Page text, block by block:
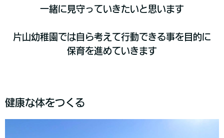
一緒に見守っていきたいと思います
片山幼稚園では自ら考えて行動できる事を目的に
保育を進めていきます
健康な体をつくる